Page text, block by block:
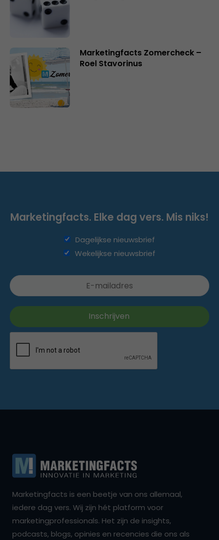
Marketingfacts Zomercheck –
Roel Stavorinus
Marketingfacts. Elke dag vers. Mis niks!
Dagelijkse nieuwsbrief
Wekelijkse nieuwsbrief
Marketingfacts is een beetje van ons allemaal,
iedere dag vers. Wij zijn hét platform voor
marketingprofessionals. Het zijn de insights,
podcasts, blogs, opinies en recencies die ons als